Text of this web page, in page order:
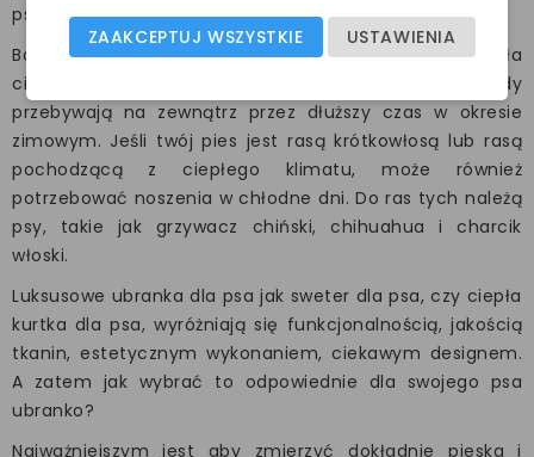
psychicznego samopoczucia.
Bardzo małe psy mają trudności z zatrzymaniem ciepła
ciała, więc mogą potrzebować swetra lub płaszcza, gdy
przebywają na zewnątrz przez dłuższy czas w okresie
zimowym. Jeśli twój pies jest rasą krótkowłosą lub rasą
pochodzącą z ciepłego klimatu, może również
potrzebować noszenia w chłodne dni. Do ras tych należą
psy, takie jak grzywacz chiński, chihuahua i charcik
włoski.
Luksusowe ubranka dla psa jak sweter dla psa, czy ciepła
kurtka dla psa, wyróżniają się funkcjonalnością, jakością
tkanin, estetycznym wykonaniem, ciekawym designem.
A zatem jak wybrać to odpowiednie dla swojego psa
ubranko?
Najważniejszym jest aby zmierzyć dokładnie pieska i
USTAWIENIA
ZAAKCEPTUJ WSZYSTKIE